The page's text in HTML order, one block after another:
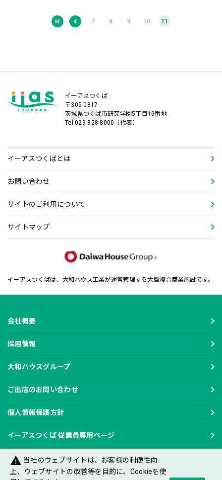
7 8 9 10 11
イーアスつくば
〒305-0817
茨城県つくば市研究学園5丁目19番地
Tel.029-828-8000（代表）
イーアスつくばとは
お問い合わせ
サイトのご利用について
サイトマップ
イーアスつくばは、大和ハウス工業が運営管理する大型複合商業施設です。
会社概要
採用情報
大和ハウスグループ
ご出店のお問い合わせ
個人情報保護方針
イーアスつくば 従業員専用ページ
warning 当社のウェブサイトは、お客様の利便性向
上、ウェブサイトの改善等を目的に、Cookieを使